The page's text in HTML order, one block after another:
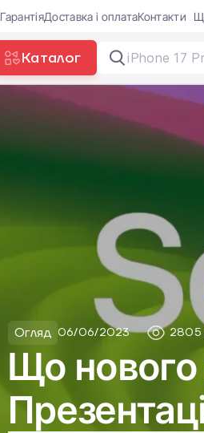
ГарантіяДоставка і оплатаКонтакти
Каталог XGIMI Mo |
Огляд 06/06/2023 2805
Що нового